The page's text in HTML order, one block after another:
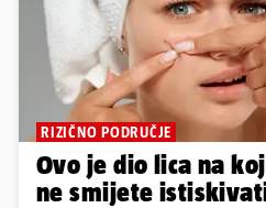
RIZIČNO PODRUČJE
Ovo je dio lica na
ne smijete